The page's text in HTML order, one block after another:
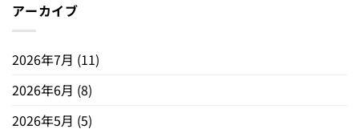
アーカイブ
2026年7月 (11)
2026年6月 (8)
2026年5月 (5)